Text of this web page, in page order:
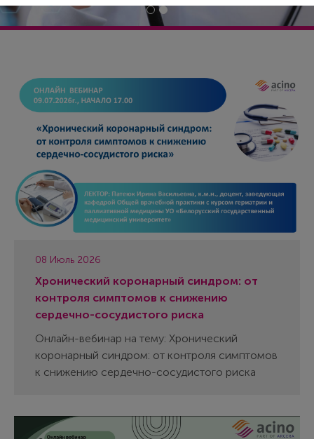
08 Июль 2026
Хронический коронарный синдром: от
контроля симптомов к снижению
сердечно-сосудистого риска
Онлайн-вебинар на тему: Хронический
коронарный синдром: от контроля симптомов
к снижению сердечно-сосудистого риска